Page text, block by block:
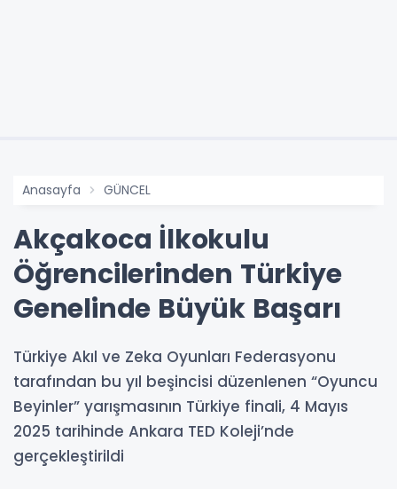
Anasayfa GÜNCEL
Akçakoca İlkokulu
Öğrencilerinden Türkiye
Genelinde Büyük Başarı
Türkiye Akıl ve Zeka Oyunları Federasyonu
tarafından bu yıl beşincisi düzenlenen “Oyuncu
Beyinler” yarışmasının Türkiye finali, 4 Mayıs
2025 tarihinde Ankara TED Koleji’nde
gerçekleştirildi